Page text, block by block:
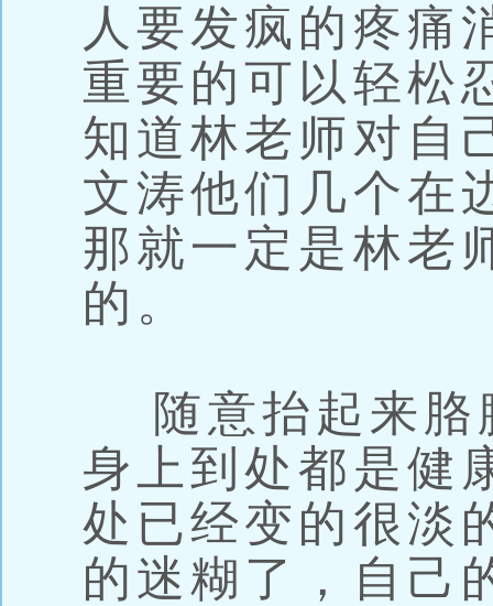
人要发疯的疼痛
重要的可以轻松
知道林老师对自
文涛他们几个在
那就一定是林老
的。
随意抬起来胳
身上到处都是健
处已经变的很淡
的迷糊了，自己